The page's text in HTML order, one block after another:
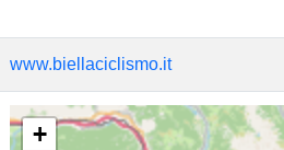
www.biellaciclismo.it
+